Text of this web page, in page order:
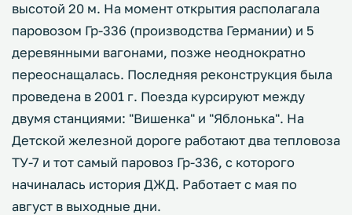
высотой 20 м. На момент открытия располагала
паровозом Гр-336 (производства Германии) и 5
деревянными вагонами, позже неоднократно
переоснащалась. Последняя реконструкция была
проведена в 2001 г. Поезда курсируют между
двумя станциями: "Вишенка" и "Яблонька". На
Детской железной дороге работают два тепловоза
ТУ-7 и тот самый паровоз Гр-336, с которого
начиналась история ДЖД. Работает с мая по
август в выходные дни.